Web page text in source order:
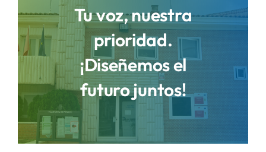
Ayuntamiento
Municipio
Áreas
Sede Electrónica
Tu voz, nuestra
prioridad.
¡Diseñemos el
futuro juntos!